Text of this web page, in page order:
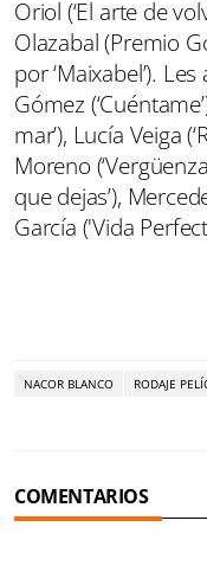
Oriol (‘El arte de
Olazabal (Premio
por ‘Maixabel’).
Gómez
mar’), Lucía Veiga
Moreno
que dejas’),
García ('Vida
NACOR BLANCO RODAJE
COMENTARIOS